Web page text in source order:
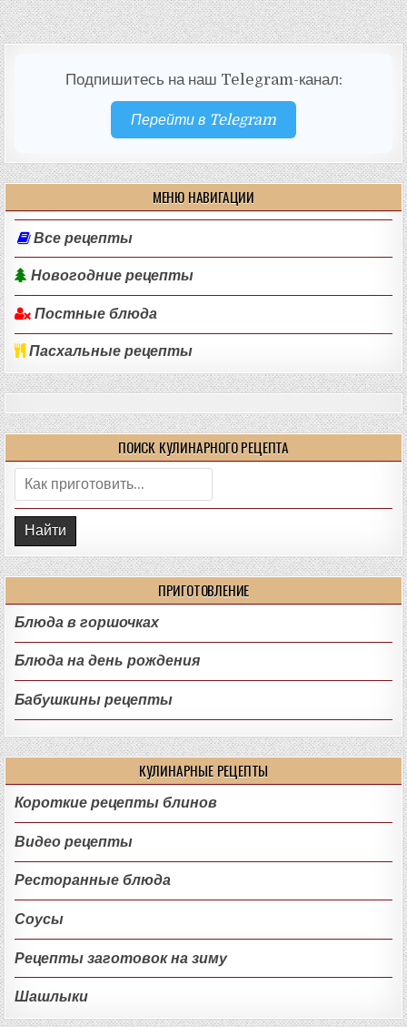
Подпишитесь на наш Telegram-канал:
Перейти в Telegram
МЕНЮ НАВИГАЦИИ
Все рецепты
Новогодние рецепты
Постные блюда
Пасхальные рецепты
ПОИСК КУЛИНАРНОГО РЕЦЕПТА
Поиск:
ПРИГОТОВЛЕНИЕ
Блюда в горшочках
Блюда на день рождения
Бабушкины рецепты
КУЛИНАРНЫЕ РЕЦЕПТЫ
Короткие рецепты блинов
Видео рецепты
Ресторанные блюда
Соусы
Рецепты заготовок на зиму
Шашлыки